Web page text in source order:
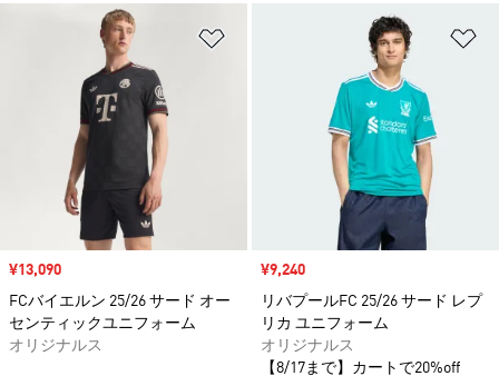
ほしいものリストに追加
セール価格
¥13,090
FCバイエルン 25/26 サード オー
センティックユニフォーム
オリジナルス
セール価格
¥9,240
リバプールFC 25/26 サード レプ
リカ ユニフォーム
オリジナルス
【8/17まで】カートで20%off